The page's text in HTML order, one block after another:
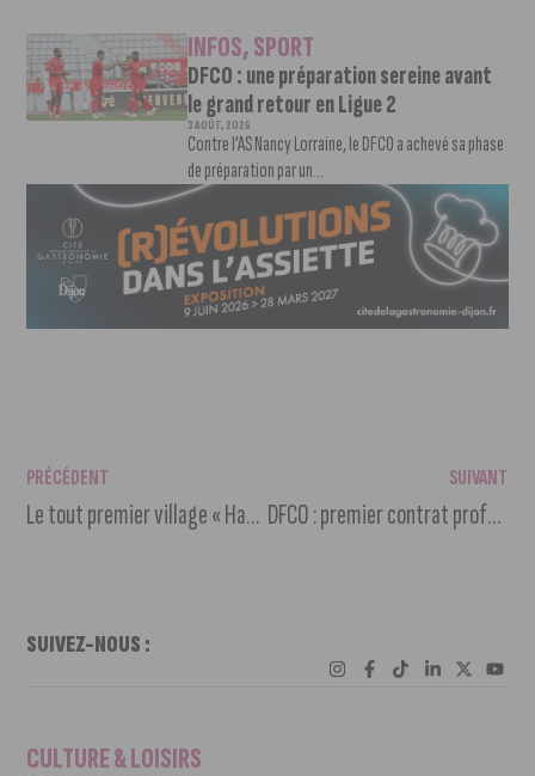
INFOS,SPORT
DFCO : une préparation sereine avant
le grand retour en Ligue 2
3 AOÛT, 2026
Contre l’AS Nancy Lorraine, le DFCO a achevé sa phase
de préparation par un...
PRÉCÉDENT
Le tout premier village « Handi-CAP sur l’inclusion » s’installe à Dijon
SUIVANT
DFCO : premier contrat professionnel pour Ylan Aka
SUIVEZ-NOUS :
CULTURE & LOISIRS